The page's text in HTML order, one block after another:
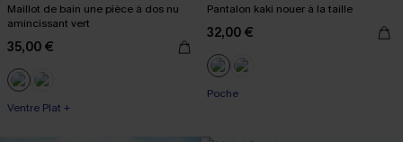
Maillot de bain une pièce à dos nu
amincissant vert
35,00 €
Ventre Plat +
Pantalon kaki nouer à la taille
32,00 €
Poche